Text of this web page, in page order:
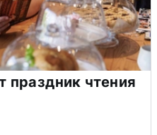
праздник чтения